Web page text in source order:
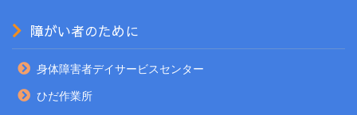
障がい者のために
身体障害者デイサービスセンター
ひだ作業所